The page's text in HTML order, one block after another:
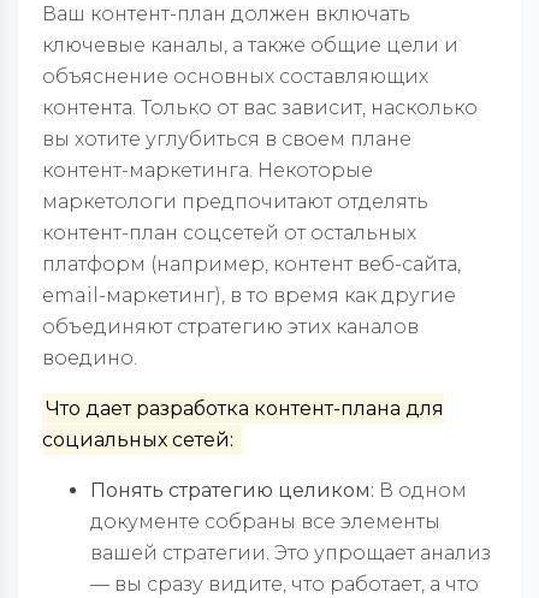
Ваш контент-план должен включать
ключевые каналы, а также общие цели и
объяснение основных составляющих
контента. Только от вас зависит, насколько
вы хотите углубиться в своем плане
контент-маркетинга. Некоторые
маркетологи предпочитают отделять
контент-план соцсетей от остальных
платформ (например, контент веб-сайта,
email-маркетинг), в то время как другие
объединяют стратегию этих каналов
воедино.
Что дает разработка контент-плана для
социальных сетей:
Понять стратегию целиком: В одном
документе собраны все элементы
вашей стратегии. Это упрощает анализ
— вы сразу видите, что работает, а что